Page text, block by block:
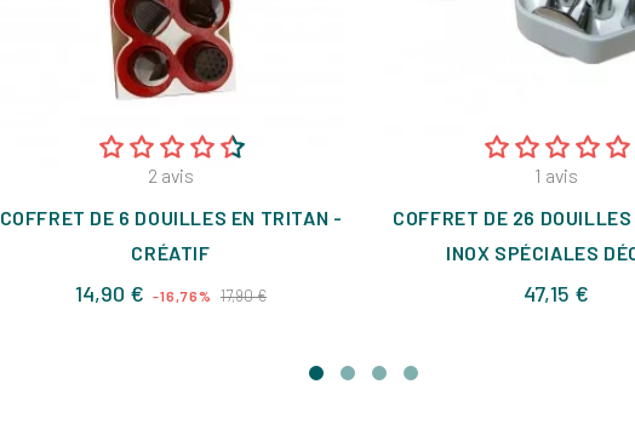
2 avis
COFFRET DE 6 DOUILLES EN TRITAN -
CRÉATIF
14,90 € Prix
-16,76% 17,90 €Prix
1 avis
COFFRET DE 26 DOUILLES
INOX SPÉCIALES
47,15 €